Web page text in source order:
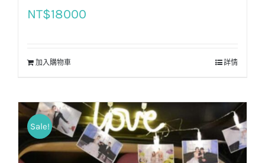
NT$18000
加入購物車 詳情
Sale!